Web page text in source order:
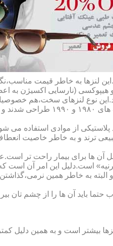
لنزها به خاطر قیمت
(نارسایی اکسیژن به
نوع لنزهای سخت،هم
راحت تر هستند.در حقیقت این لنزها که از
از موادی استفاده می
ترند و به خاطر خاصیت
ها برای بیمار راحت تر
است.دلیل این امر آن
البته به خاطر همین
آن ها را از چشم تان بیرون
است و به همین دلیل کمتر